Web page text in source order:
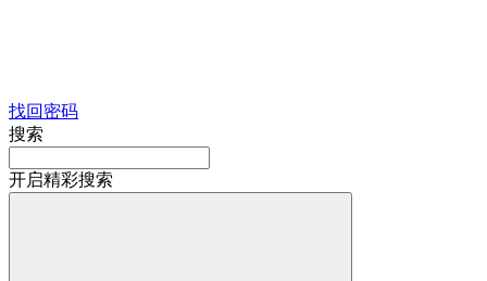
找回密码
搜索
开启精彩搜索